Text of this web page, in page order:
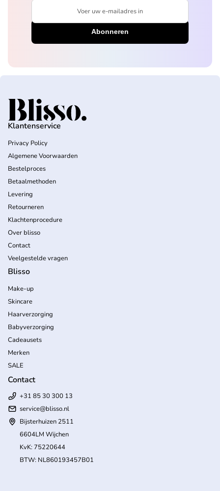
Voer uw e-mailadres in
Home
Klantenservice
Privacy Policy
Algemene Voorwaarden
Bestelproces
Betaalmethoden
Levering
Retourneren
Klachtenprocedure
Over blisso
Contact
Veelgestelde vragen
Blisso
Make-up
Skincare
Haarverzorging
Babyverzorging
Cadeausets
Merken
SALE
Contact
+31 85 30 300 13
service@blisso.nl
Bijsterhuizen 2511
6604LM Wijchen
KvK: 75220644
BTW: NL860193457B01